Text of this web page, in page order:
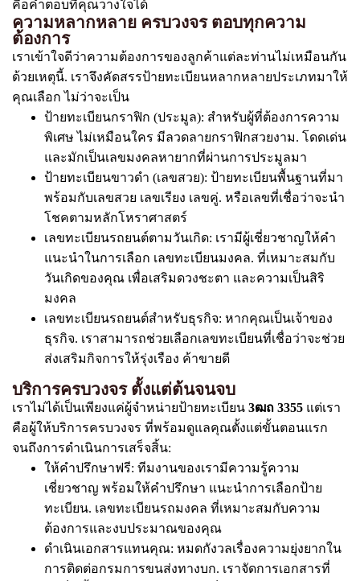
คือคำตอบที่คุณวางใจได้
ความหลากหลาย ครบวงจร ตอบทุกความ
ต้องการ
เราเข้าใจดีว่าความต้องการของลูกค้าแต่ละท่านไม่เหมือนกัน
ด้วยเหตุนี้. เราจึงคัดสรรป้ายทะเบียนหลากหลายประเภทมาให้
คุณเลือก ไม่ว่าจะเป็น
ป้ายทะเบียนกราฟิก (ประมูล): สำหรับผู้ที่ต้องการความ
พิเศษ ไม่เหมือนใคร มีลวดลายกราฟิกสวยงาม. โดดเด่น
และมักเป็นเลขมงคลหายากที่ผ่านการประมูลมา
ป้ายทะเบียนขาวดำ (เลขสวย): ป้ายทะเบียนพื้นฐานที่มา
พร้อมกับเลขสวย เลขเรียง เลขคู่. หรือเลขที่เชื่อว่าจะนำ
โชคตามหลักโหราศาสตร์
เลขทะเบียนรถยนต์ตามวันเกิด: เรามีผู้เชี่ยวชาญให้คำ
แนะนำในการเลือก เลขทะเบียนมงคล. ที่เหมาะสมกับ
วันเกิดของคุณ เพื่อเสริมดวงชะตา และความเป็นสิริ
มงคล
เลขทะเบียนรถยนต์สำหรับธุรกิจ: หากคุณเป็นเจ้าของ
ธุรกิจ. เราสามารถช่วยเลือกเลขทะเบียนที่เชื่อว่าจะช่วย
ส่งเสริมกิจการให้รุ่งเรือง ค้าขายดี
บริการครบวงจร ตั้งแต่ต้นจนจบ
เราไม่ได้เป็นเพียงแค่ผู้จำหน่ายป้ายทะเบียน 3ฒถ 3355 แต่เรา
คือผู้ให้บริการครบวงจร ที่พร้อมดูแลคุณตั้งแต่ขั้นตอนแรก
จนถึงการดำเนินการเสร็จสิ้น:
ให้คำปรึกษาฟรี: ทีมงานของเรามีความรู้ความ
เชี่ยวชาญ พร้อมให้คำปรึกษา แนะนำการเลือกป้าย
ทะเบียน. เลขทะเบียนรถมงคล ที่เหมาะสมกับความ
ต้องการและงบประมาณของคุณ
ดำเนินเอกสารแทนคุณ: หมดกังวลเรื่องความยุ่งยากใน
การติดต่อกรมการขนส่งทางบก. เราจัดการเอกสารที่